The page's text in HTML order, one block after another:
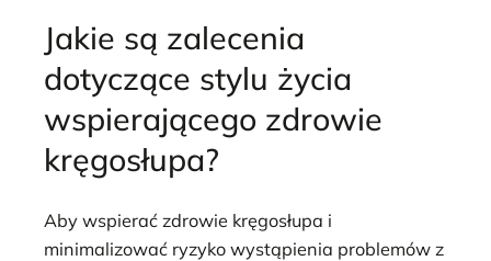
Jakie są zalecenia
dotyczące stylu życia
wspierającego zdrowie
kręgosłupa?
Aby wspierać zdrowie kręgosłupa i
minimalizować ryzyko wystąpienia problemów z